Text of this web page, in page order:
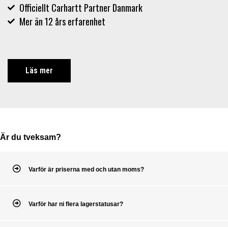
Officiellt Carhartt Partner Danmark
Mer än 12 års erfarenhet
Läs mer
Är du tveksam?
Varför är priserna med och utan moms?
Varför har ni flera lagerstatusar?